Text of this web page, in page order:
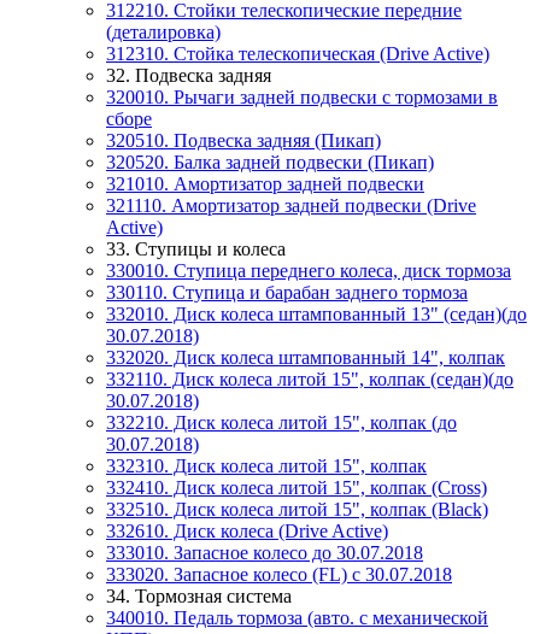
312210. Стойки телескопические передние
(деталировка)
312310. Стойка телескопическая (Drive Active)
32. Подвеска задняя
320010. Рычаги задней подвески с тормозами в
сборе
320510. Подвеска задняя (Пикап)
320520. Балка задней подвески (Пикап)
321010. Амортизатор задней подвески
321110. Амортизатор задней подвески (Drive
Active)
33. Ступицы и колеса
330010. Ступица переднего колеса, диск тормоза
330110. Ступица и барабан заднего тормоза
332010. Диск колеса штампованный 13" (седан)(до
30.07.2018)
332020. Диск колеса штампованный 14", колпак
332110. Диск колеса литой 15", колпак (седан)(до
30.07.2018)
332210. Диск колеса литой 15", колпак (до
30.07.2018)
332310. Диск колеса литой 15", колпак
332410. Диск колеса литой 15", колпак (Cross)
332510. Диск колеса литой 15", колпак (Вlack)
332610. Диск колеса (Drive Active)
333010. Запасное колесо до 30.07.2018
333020. Запасное колесо (FL) c 30.07.2018
34. Тормозная система
340010. Педаль тормоза (авто. с механической